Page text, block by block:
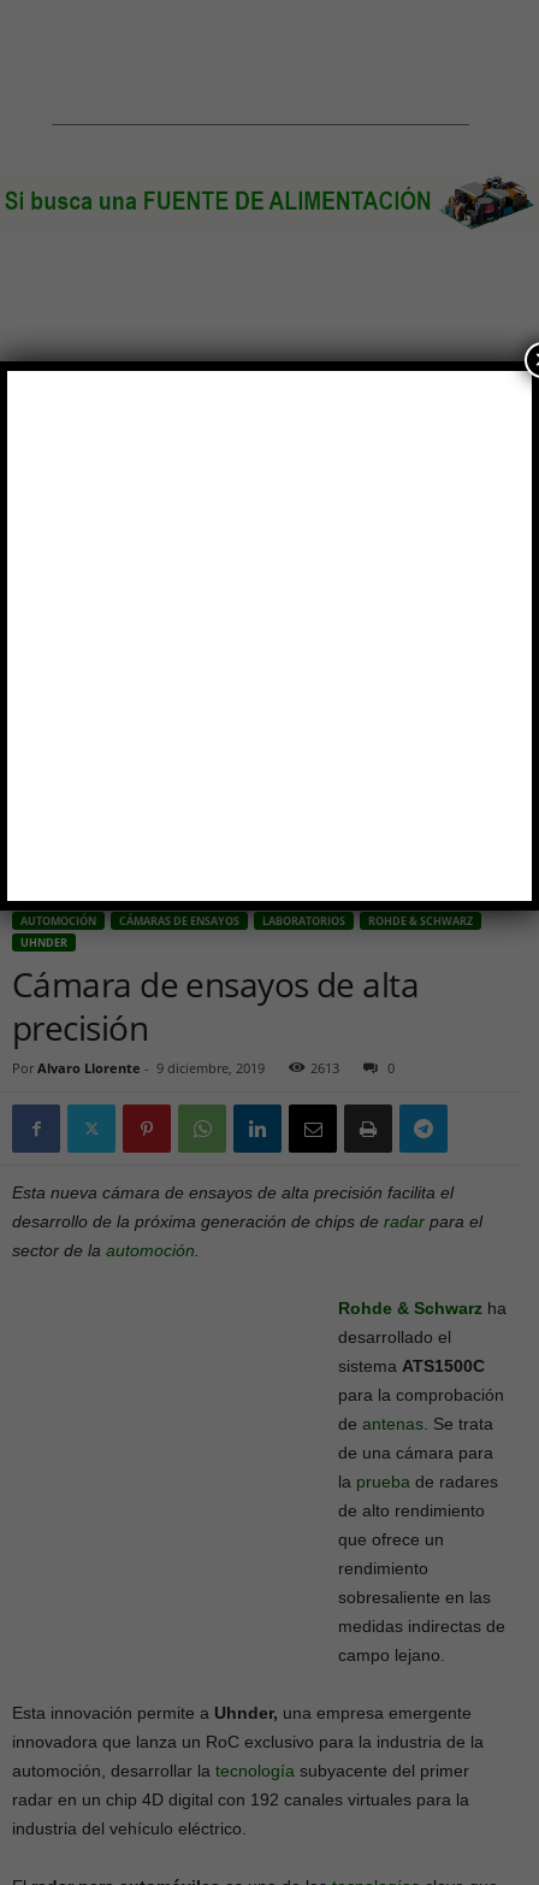
AUTOMOCIÓN CÁMARAS DE ENSAYOS LABORATORIOS
ROHDE & SCHWARZ
UHNDER
Cámara de ensayos de alta
precisión
Por Alvaro Llorente - 9 diciembre, 2019 2613 0
Esta nueva cámara de ensayos de alta precisión facilita el
desarrollo de la próxima generación de chips de radar para el
sector de la automoción
Rohde & Schwarz ha
desarrollado el
sistema ATS1500C
para la comprobación
de antenas . Se trata
de una cámara para
la prueba de radares
de alto rendimiento
que ofrece un
rendimiento
sobresaliente en las
medidas indirectas de
campo lejano.
Esta innovación permite a Uhnder, una empresa emergente
innovadora que lanza un RoC exclusivo para la industria de la
automoción, desarrollar la tecnología subyacente del primer
radar en un chip 4D digital con 192 canales virtuales para la
industria del vehículo eléctrico.